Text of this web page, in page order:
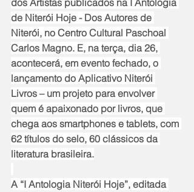
de Niterói Hoje - Dos Autores de
Niterói, no Centro Cultural Paschoal
Carlos Magno. E, na terça, dia 26,
acontecerá, em evento fechado, o
lançamento do Aplicativo Niterói
Livros – um projeto para envolver
quem é apaixonado por livros, que
chega aos smartphones e tablets, com
62 títulos do selo, 60 clássicos da
literatura brasileira.
A “I Antologia Niterói Hoje”, editada